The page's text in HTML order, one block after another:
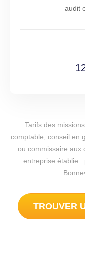
audit
Tarifs des
comptable, conseil en
ou commissaire aux
entreprise établie :
TROUVER